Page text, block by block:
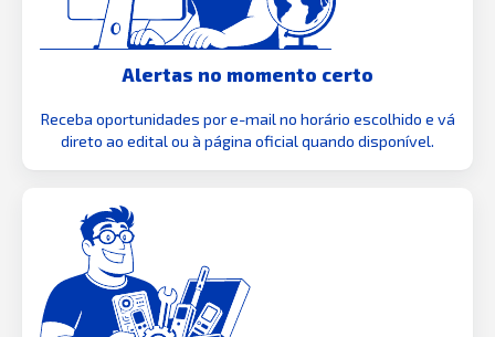
Alertas no momento certo
Receba oportunidades por e-mail no horário escolhido e vá
direto ao edital ou à página oficial quando disponível.